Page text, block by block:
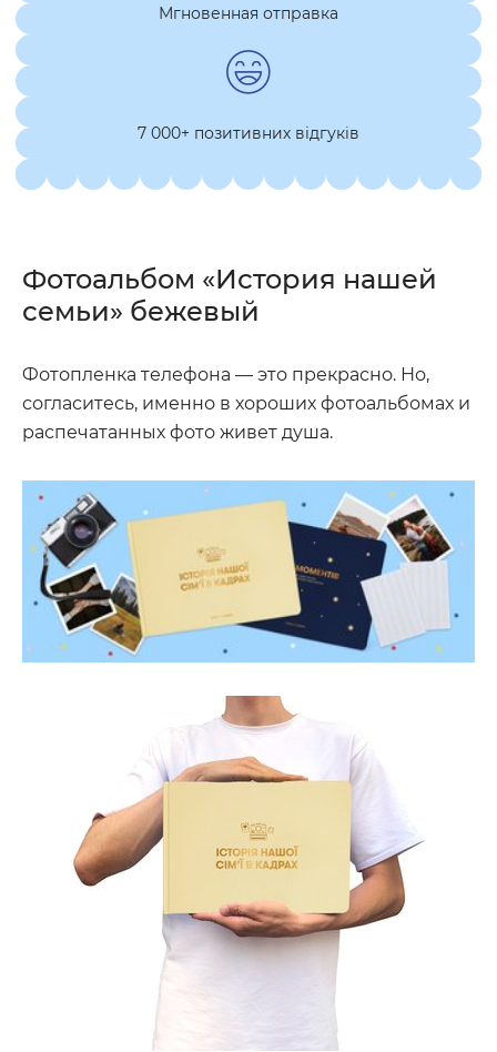
Мгновенная отправка
7 000+ позитивних відгуків
Фотоальбом «История нашей
семьи» бежевый
Фотопленка телефона — это прекрасно. Но,
согласитесь, именно в хороших фотоальбомах и
распечатанных фото живет душа.